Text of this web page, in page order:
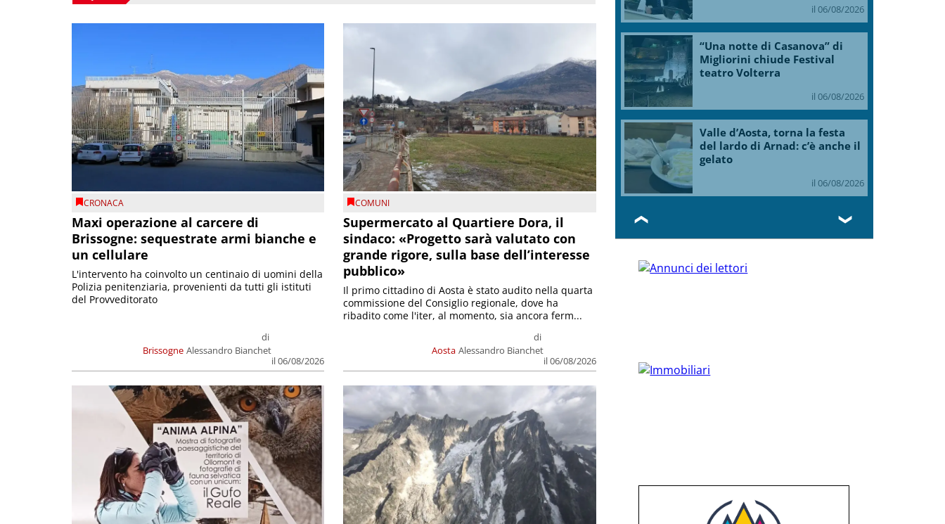
CRONACA
Maxi operazione al carcere di
Brissogne: sequestrate armi bianche e
un cellulare
Brissogne
di
Alessandro Bianchet
il 06/08/2026
L'intervento ha coinvolto un centinaio di uomini della
Polizia penitenziaria, provenienti da tutti gli istituti
del Provveditorato
COMUNI
Supermercato al Quartiere Dora, il
sindaco: «Progetto sarà valutato con
grande rigore, sulla base dell’interesse
pubblico»
Aosta
di
Alessandro Bianchet
il 06/08/2026
Il primo cittadino di Aosta è stato audito nella quarta
commissione del Consiglio regionale, dove ha
ribadito come l'iter, al momento, sia ancora ferm...
il 06/08/2026
“Una notte di Casanova” di
Migliorini chiude Festival
teatro Volterra
il 06/08/2026
Valle d’Aosta, torna la festa
del lardo di Arnad: c’è anche il
gelato
il 06/08/2026
❮ ❯